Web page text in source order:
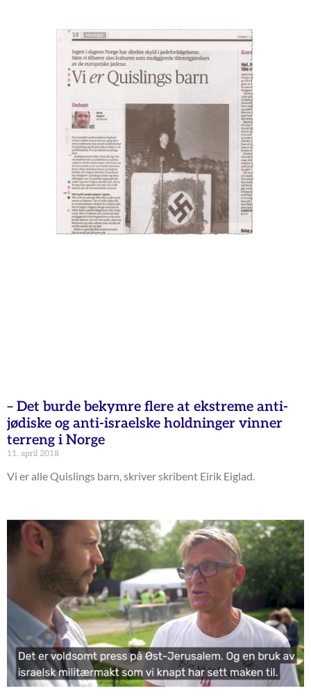
– Det burde bekymre flere at ekstreme anti-
jødiske og anti-israelske holdninger vinner
terreng i Norge
11. april 2018
Vi er alle Quislings barn, skriver skribent Eirik Eiglad.